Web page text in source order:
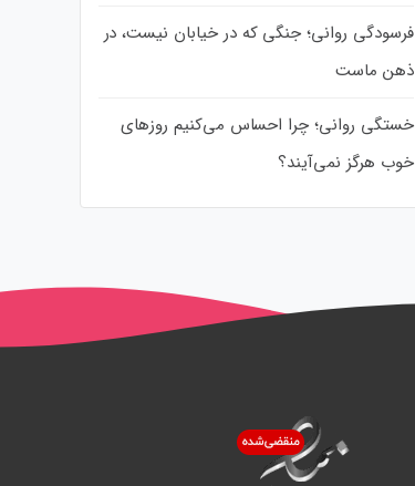
فرسودگی روانی؛ جنگی که در خیابان نیست، در
ذهن ماست
خستگی روانی؛ چرا احساس می‌کنیم روزهای
خوب هرگز نمی‌آیند؟